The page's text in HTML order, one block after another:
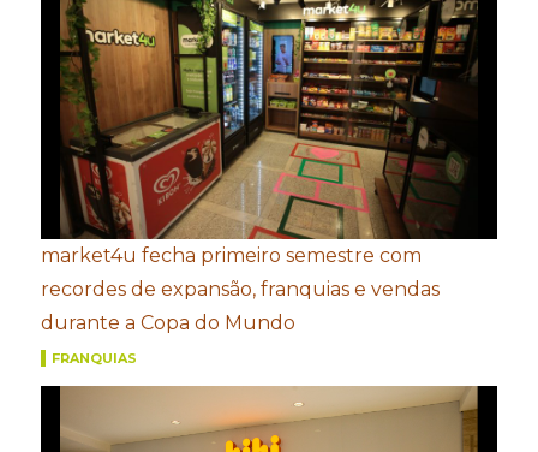
market4u fecha primeiro semestre com
recordes de expansão, franquias e vendas
durante a Copa do Mundo
FRANQUIAS